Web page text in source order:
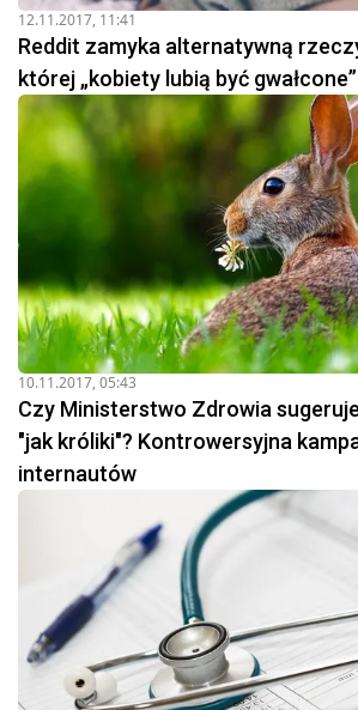
12.11.2017, 11:41
Reddit zamyka alternatywną
której „kobiety lubią być gwałcone”
10.11.2017, 05:43
Czy Ministerstwo Zdrowia
"jak króliki"? Kontrowersyjna
internautów